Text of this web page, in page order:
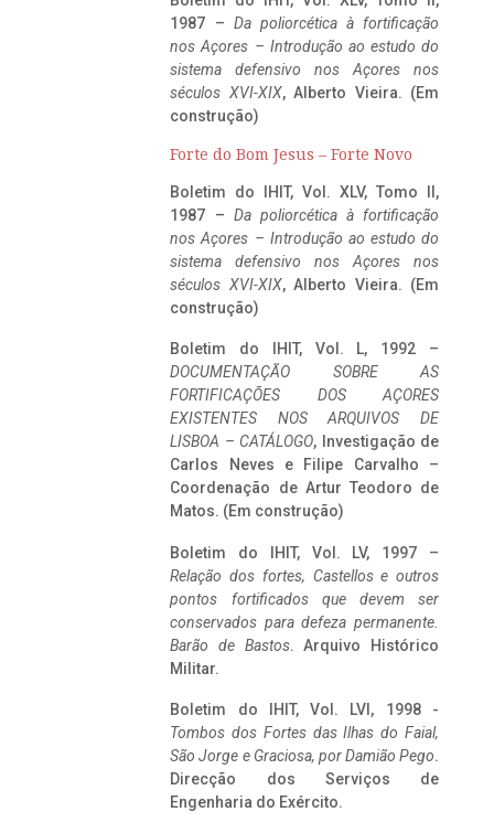
1987 – Da poliorcética à fortificação
nos Açores – Introdução ao estudo do
sistema defensivo nos Açores nos
séculos XVI-XIX, Alberto Vieira. (Em
construção)
Forte do Bom Jesus – Forte Novo
Boletim do IHIT, Vol. XLV, Tomo II,
1987 – Da poliorcética à fortificação
nos Açores – Introdução ao estudo do
sistema defensivo nos Açores nos
séculos XVI-XIX, Alberto Vieira. (Em
construção)
Boletim do IHIT, Vol. L, 1992 –
DOCUMENTAÇÃO SOBRE AS
FORTIFICAÇÕES DOS AÇORES
EXISTENTES NOS ARQUIVOS DE
LISBOA – CATÁLOGO, Investigação de
Carlos Neves e Filipe Carvalho –
Coordenação de Artur Teodoro de
Matos. (Em construção)
Boletim do IHIT, Vol. LV, 1997 –
Relação dos fortes, Castellos e outros
pontos fortificados que devem ser
conservados para defeza permanente.
Barão de Bastos. Arquivo Histórico
Militar.
Boletim do IHIT, Vol. LVI, 1998 -
Tombos dos Fortes das Ilhas do Faial,
São Jorge e Graciosa, por Damião Pego.
Direcção dos Serviços de
Engenharia do Exército.